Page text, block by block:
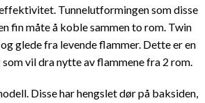
Tunnelutformingen som disse
fin måte å koble sammen to rom. Twin
glede fra levende flammer. Dette er en
vil dra nytte av flammene fra 2 rom.
Disse har hengslet dør på baksiden,